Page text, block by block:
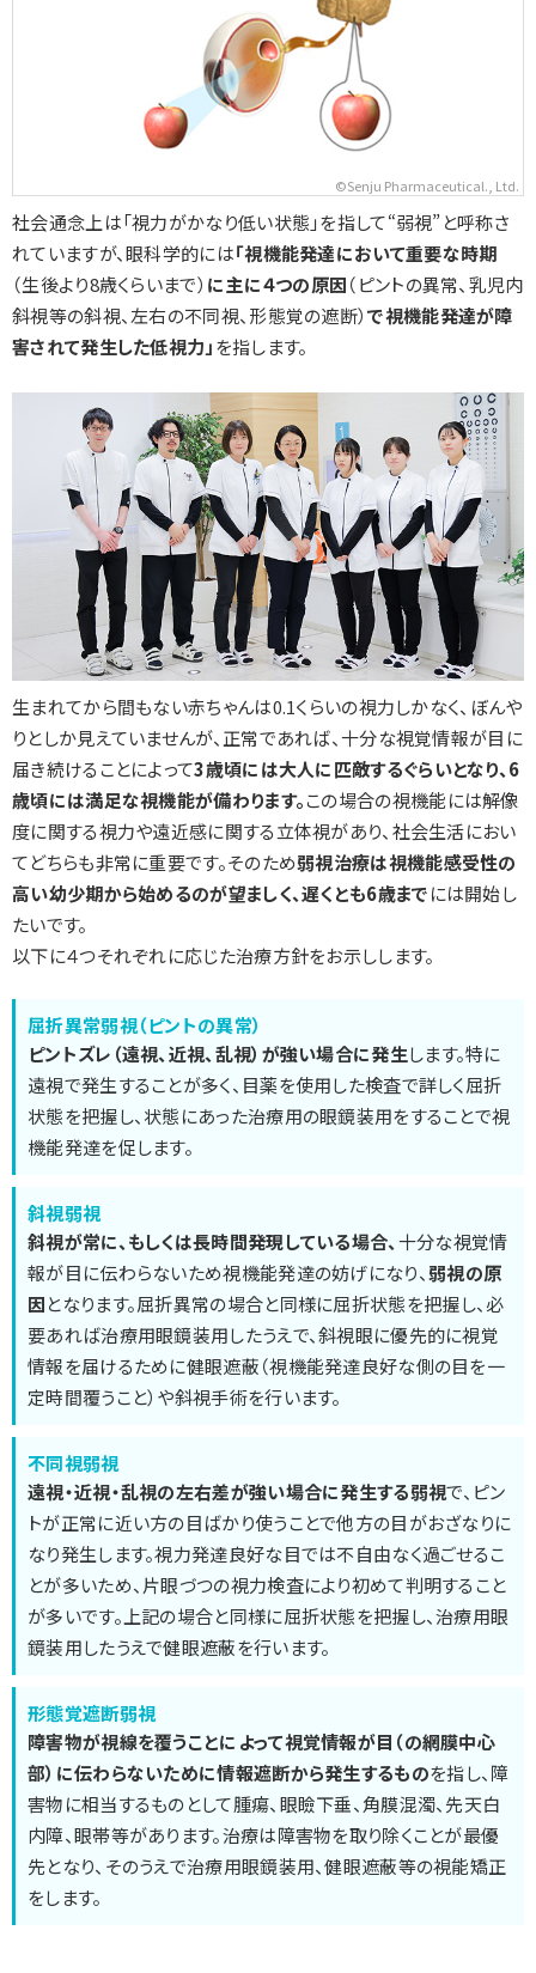
©Senju Pharmaceutical., Ltd.
社会通念上は「視力がかなり低い状態」を指して“弱視”と呼称さ
れていますが、眼科学的には「視機能発達において重要な時期
（生後より8歳くらいまで） に主に４つの原因（ピントの異常、乳児内
斜視等の斜視、左右の不同視、形態覚の遮断）で視機能発達が障
害されて発生した低視力」を指します。
生まれてから間もない赤ちゃんは0.1くらいの視力しかなく、ぼんや
りとしか見えていませんが、正常であれば、十分な視覚情報が目に
届き続けることによって3歳頃には大人に匹敵するぐらいとなり、6
歳頃には満足な視機能が備わります。この場合の視機能には解像
度に関する視力や遠近感に関する立体視があり、社会生活におい
てどちらも非常に重要です。そのため弱視治療は視機能感受性の
高い幼少期から始めるのが望ましく、遅くとも6歳までには開始し
たいです。
以下に４つそれぞれに応じた治療方針をお示しします。
屈折異常弱視（ピントの異常）
ピントズレ（遠視、近視、乱視）が強い場合に発生します。特に
遠視で発生することが多く、目薬を使用した検査で詳しく屈折
状態を把握し、状態にあった治療用の眼鏡装用をすることで視
機能発達を促します。
斜視弱視
斜視が常に、もしくは長時間発現している場合、十分な視覚情
報が目に伝わらないため視機能発達の妨げになり、弱視の原
因となります。屈折異常の場合と同様に屈折状態を把握し、必
要あれば治療用眼鏡装用したうえで、斜視眼に優先的に視覚
情報を届けるために健眼遮蔽（視機能発達良好な側の目を一
定時間覆うこと）や斜視手術を行います。
不同視弱視
遠視・近視・乱視の左右差が強い場合に発生する弱視で、ピン
トが正常に近い方の目ばかり使うことで他方の目がおざなりに
なり発生します。視力発達良好な目では不自由なく過ごせるこ
とが多いため、片眼づつの視力検査により初めて判明すること
が多いです。上記の場合と同様に屈折状態を把握し、治療用眼
鏡装用したうえで健眼遮蔽を行います。
形態覚遮断弱視
障害物が視線を覆うことによって視覚情報が目（の網膜中心
部）に伝わらないために情報遮断から発生するものを指し、障
害物に相当するものとして腫瘍、眼瞼下垂、角膜混濁、先天白
内障、眼帯等があります。治療は障害物を取り除くことが最優
先となり、そのうえで治療用眼鏡装用、健眼遮蔽等の視能矯正
をします。